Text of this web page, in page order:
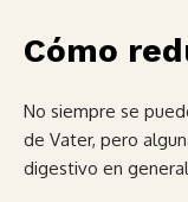
Cómo
No siempre se
de Vater, pero
digestivo en